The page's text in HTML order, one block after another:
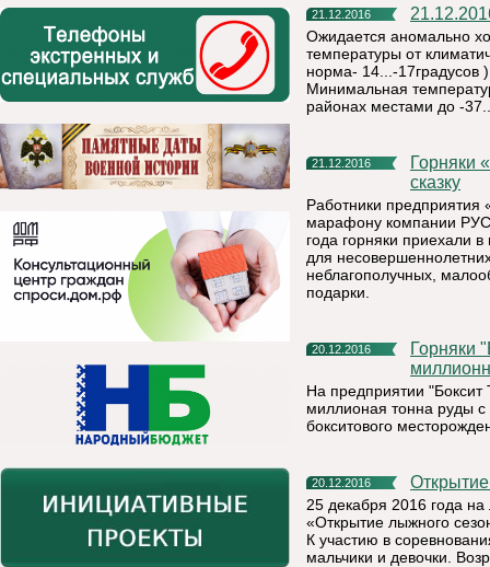
21.12.2016
Ожидается аномально
температуры от
норма- 14...-17градусов
Минимальная
районах местами до -
21.12.2016
Горняки «Боксита Тимана» компании РУСАЛ подарили детям
сказку
Работники предприятия
марафону компании
года горняки приехали
для
неблагополучных,
подарки.
20.12.2016
Горняки "Боксита Тимана" компании РУСАЛ добыли 35-
На предприятии
миллионая тонна руды
бокситового
20.12.2016
25 декабря 2016 года
«Открытие лыжного
К участию в
мальчики и девочки.